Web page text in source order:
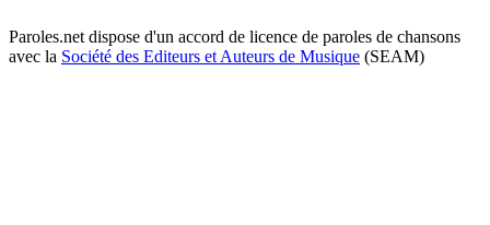
Paroles.net dispose d'un accord de licence de paroles de chansons
avec la Société des Editeurs et Auteurs de Musique (SEAM)